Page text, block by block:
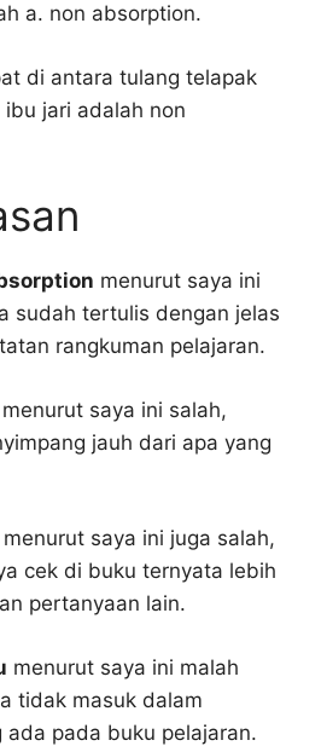
a. non absorption.
di antara tulang telapak
jari adalah non
menurut saya ini
sudah tertulis dengan jelas
rangkuman pelajaran.
menurut saya ini salah,
jauh dari apa yang
menurut saya ini juga salah,
cek di buku ternyata lebih
pertanyaan lain.
menurut saya ini malah
tidak masuk dalam
ada pada buku pelajaran.